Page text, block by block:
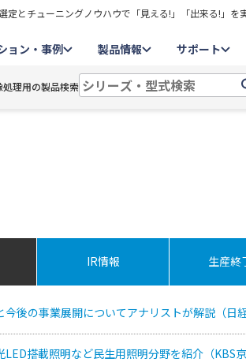
とチューニングノウハウで「見える!」「出来る!」を実
ョン・事例 製品情報 サポート
処理用の製品検索
IR情報 生産終
今後の事業展開についてアナリストが解説（日経
LED搭載照明など民生用照明分野を紹介（KBS